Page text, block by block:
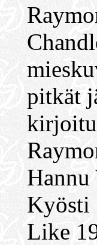
pitkät
Hannu
Kyösti
Like